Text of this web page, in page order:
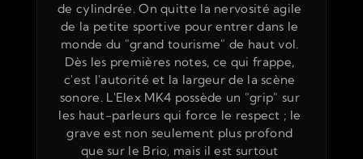
de cylindrée. On quitte la nervosité agile
de la petite sportive pour entrer dans le
monde du "grand tourisme" de haut vol.
Dès les premières notes, ce qui frappe,
c'est l'autorité et la largeur de la scène
sonore. L'Elex MK4 possède un "grip" sur
les haut-parleurs qui force le respect ; le
grave est non seulement plus profond
que sur le Brio, mais il est surtout